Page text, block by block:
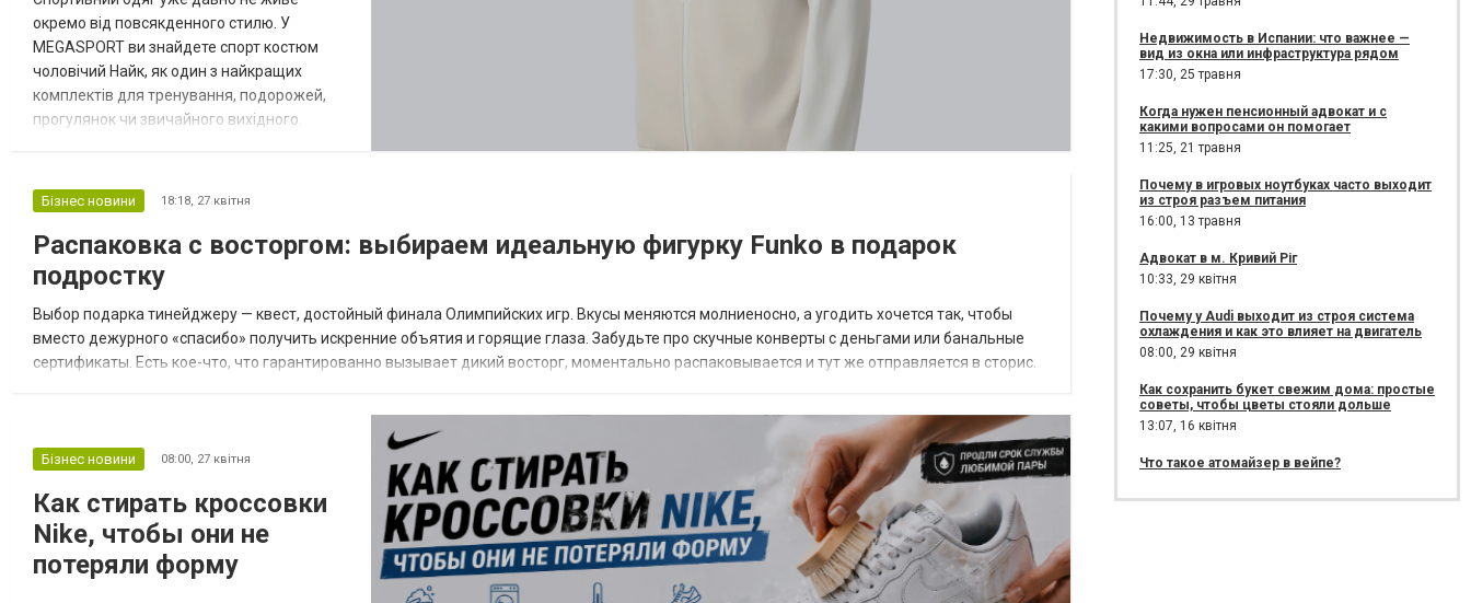
окремо від повсякденного стилю. У
MEGASPORT ви знайдете спорт костюм
чоловічий Найк, як один з найкращих
комплектів для тренування, подорожей,
прогулянок чи звичайного вихідного.
вигляду «одягнув перше, що було під
рукою». Стиль без зайвого шуму Nike часто
працює з простими лініями, чистими
кольорами й посадкою, яка не заважає
рухатися. Саме тому чол...
Бізнес новини 18:18, 27 квітня
Распаковка с восторгом: выбираем идеальную фигурку Funko в подарок
подростку
Выбор подарка тинейджеру — квест, достойный финала Олимпийских игр. Вкусы меняются молниеносно, а угодить хочется так, чтобы
вместо дежурного «спасибо» получить искренние объятия и горящие глаза. Забудьте про скучные конверты с деньгами или банальные
сертификаты. Есть кое-что, что гарантированно вызывает дикий восторг, моментально распаковывается и тут же отправляется в сторис.
Бізнес новини 08:00, 27 квітня
Как стирать кроссовки
Nike, чтобы они не
потеряли форму
Недвижимость в Испании: что важнее —
вид из окна или инфраструктура рядом
17:30, 25 травня
Когда нужен пенсионный адвокат и с
какими вопросами он помогает
11:25, 21 травня
Почему в игровых ноутбуках часто выходит
из строя разъем питания
16:00, 13 травня
Адвокат в м. Кривий Ріг
10:33, 29 квітня
Почему у Audi выходит из строя система
охлаждения и как это влияет на двигатель
08:00, 29 квітня
Как сохранить букет свежим дома: простые
советы, чтобы цветы стояли дольше
13:07, 16 квітня
Что такое атомайзер в вейпе?